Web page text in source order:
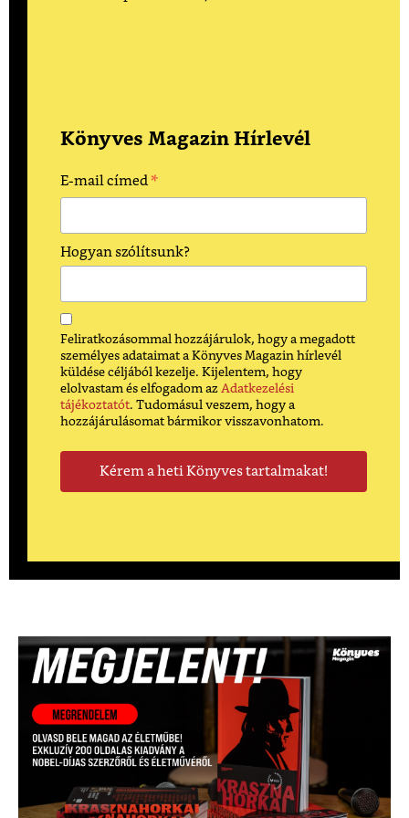
Könyves Magazin Hírlevél
E-mail címed*
Hogyan szólítsunk?
Feliratkozásommal hozzájárulok, hogy a megadott
személyes adataimat a Könyves Magazin hírlevél
küldése céljából kezelje. Kijelentem, hogy
elolvastam és elfogadom az Adatkezelési
tájékoztatót. Tudomásul veszem, hogy a
hozzájárulásomat bármikor visszavonhatom.